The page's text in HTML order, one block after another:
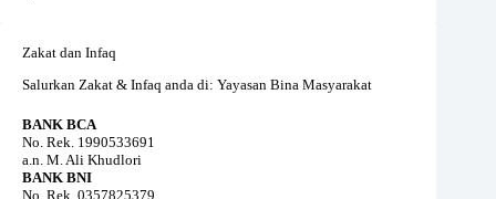
Zakat dan Infaq
Salurkan Zakat & Infaq anda di: Yayasan Bina Masyarakat
BANK BCA
No. Rek. 1990533691
a.n. M. Ali Khudlori
BANK BNI
No. Rek. 0357825379